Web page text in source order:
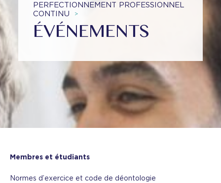
PERFECTIONNEMENT PROFESSIONNEL
CONTINU
>
ÉVÉNEMENTS
Membres et étudiants
Normes d’exercice et code de déontologie